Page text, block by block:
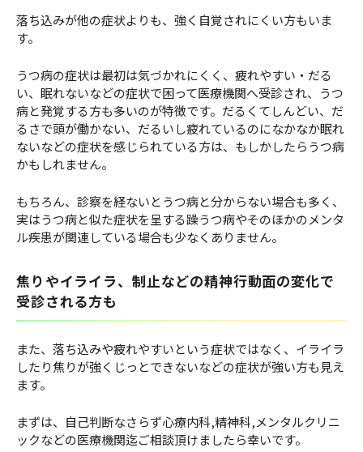
落ち込みが他の症状よりも、強く自覚されにくい方もいま
す。
うつ病の症状は最初は気づかれにくく、疲れやすい・だる
い、眠れないなどの症状で困って医療機関へ受診され、うつ
病と発覚する方も多いのが特徴です。だるくてしんどい、だ
るさで頭が働かない、だるいし疲れているのになかなか眠れ
ないなどの症状を感じられている方は、もしかしたらうつ病
かもしれません。
もちろん、診察を経ないとうつ病と分からない場合も多く、
実はうつ病と似た症状を呈する躁うつ病やそのほかのメンタ
ル疾患が関連している場合も少なくありません。
焦りやイライラ、制止などの精神行動面の変化で
受診される方も
また、落ち込みや疲れやすいという症状ではなく、イライラ
したり焦りが強くじっとできないなどの症状が強い方も見え
ます。
まずは、自己判断なさらず心療内科,精神科,メンタルクリニ
ックなどの医療機関迄ご相談頂けましたら幸いです。